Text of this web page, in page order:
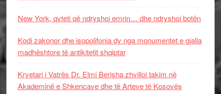
New York, qyteti që ndryshoi emrin… dhe ndryshoi botën
Kodi zakonor dhe isopolifonia dy nga monumentet e gjalla
madhështore të antikitetit shqiptar
Kryetari i Vatrës Dr. Elmi Berisha zhvilloi takim në
Akademinë e Shkencave dhe të Arteve të Kosovës